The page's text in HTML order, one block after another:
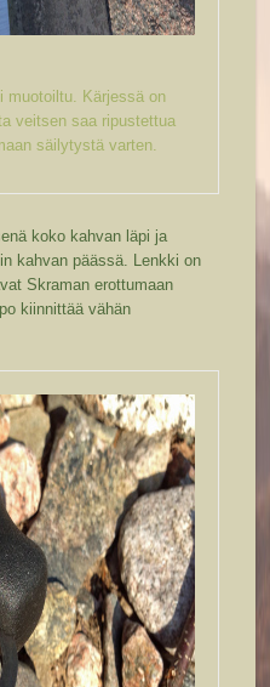
muotoiltu. Kärjessä on
veitsen saa ripustettua
säilytystä varten.
koko kahvan läpi ja
kahvan päässä. Lenkki on
Skraman erottumaan
kiinnittää vähän